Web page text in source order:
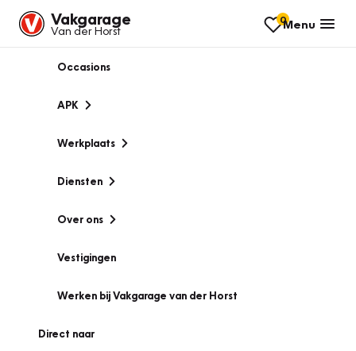
Vakgarage
Van der Horst
0Menu
Occasions
APK
Werkplaats
Diensten
Over ons
Vestigingen
Werken bij Vakgarage van der Horst
Direct naar